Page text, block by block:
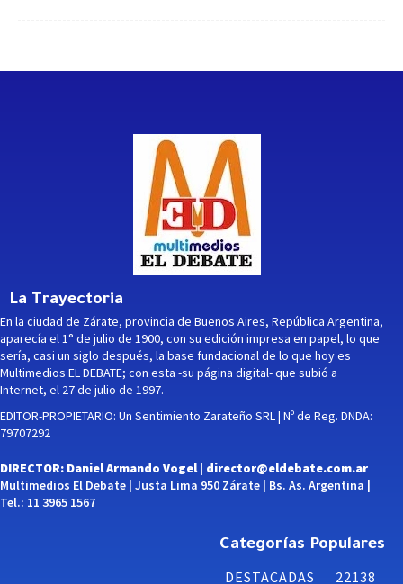
La Trayectoria
En la ciudad de Zárate, provincia de Buenos Aires, República Argentina,
aparecía el 1° de julio de 1900, con su edición impresa en papel, lo que
sería, casi un siglo después, la base fundacional de lo que hoy es
Multimedios EL DEBATE; con esta -su página digital- que subió a
Internet, el 27 de julio de 1997.
EDITOR-PROPIETARIO: Un Sentimiento Zarateño SRL | Nº de Reg. DNDA:
79707292
DIRECTOR: Daniel Armando Vogel | director@eldebate.com.ar
Multimedios El Debate | Justa Lima 950 Zárate | Bs. As. Argentina |
Tel.: 11 3965 1567
Categorías Populares
DESTACADAS
22138